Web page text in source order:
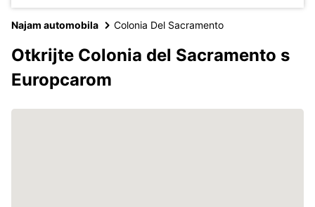
Najam automobila Colonia Del Sacramento
Otkrijte Colonia del Sacramento s
Europcarom